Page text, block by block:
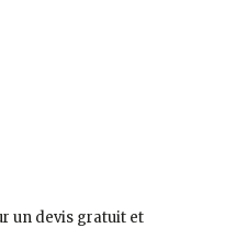
un devis gratuit et